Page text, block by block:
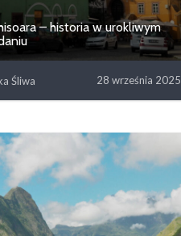
– historia w urokliwym
Śliwa 28 września 2025